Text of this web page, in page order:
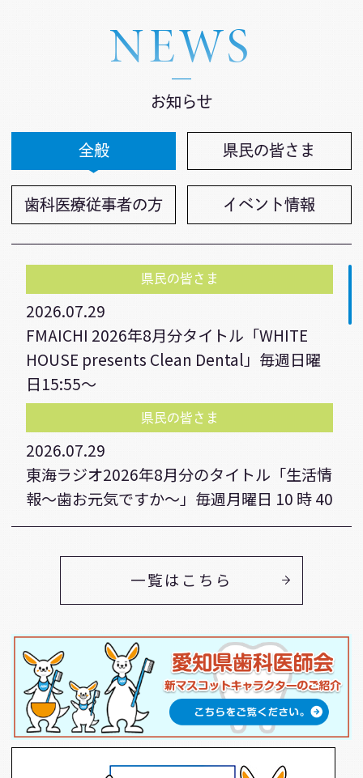
NEWS
お知らせ
全般 県民の皆さま
歯科医療従事者の方 イベント情報
県民の皆さま
2026.07.29
FMAICHI 2026年8月分タイトル「WHITE
HOUSE presents Clean Dental」毎週日曜
日15:55～
県民の皆さま
2026.07.29
東海ラジオ2026年8月分のタイトル「生活情
報～歯お元気ですか～」毎週月曜日 10 時 40
分頃～放送。
歯科医療従事者の方
養成講習会(Zoomライブ配信)について
歯科医療従事者の方
2026.07.16
令和8年度第2回介護認定審査会委員研修会
一覧はこちら